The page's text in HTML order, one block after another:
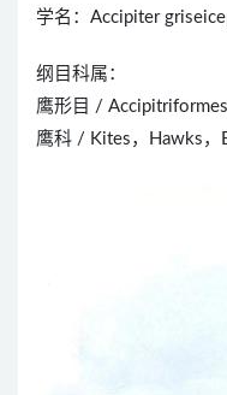
学名：Accipiter
纲目科属：
鹰形目 / Accipitriformes
鹰科 / Kites，Hawks，